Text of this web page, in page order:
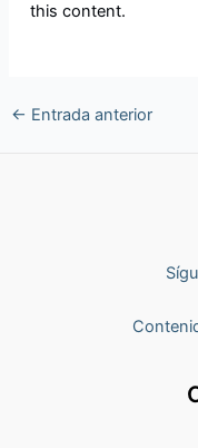
this content.
← Entrada anterior